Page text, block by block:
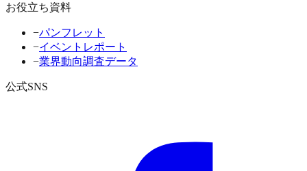
お役立ち資料
−パンフレット
−イベントレポート
−業界動向調査データ
公式SNS